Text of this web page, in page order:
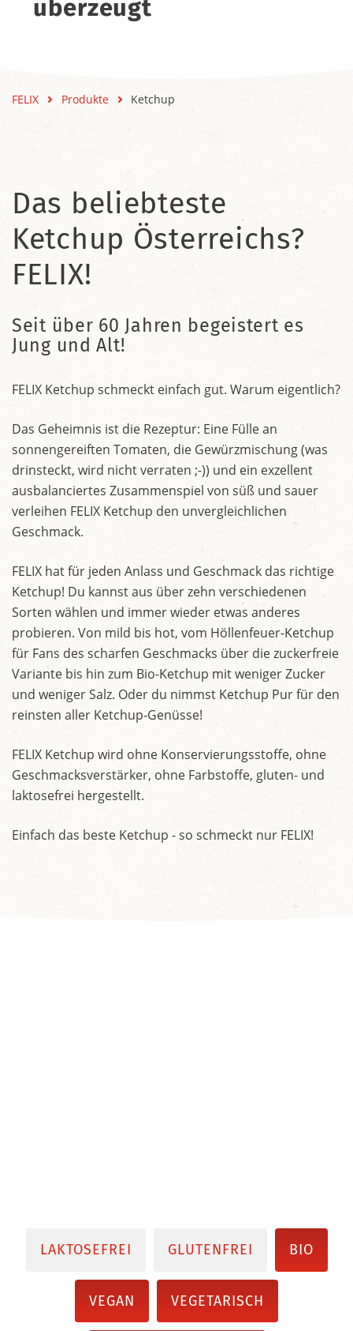
überzeugt
FELIX Produkte Ketchup
Das beliebteste
Ketchup Österreichs?
FELIX!
Seit über 60 Jahren begeistert es
Jung und Alt!
FELIX Ketchup schmeckt einfach gut. Warum eigentlich?
Das Geheimnis ist die Rezeptur: Eine Fülle an
sonnengereiften Tomaten, die Gewürzmischung (was
drinsteckt, wird nicht verraten ;-)) und ein exzellent
ausbalanciertes Zusammenspiel von süß und sauer
verleihen FELIX Ketchup den unvergleichlichen
Geschmack.
FELIX hat für jeden Anlass und Geschmack das richtige
Ketchup! Du kannst aus über zehn verschiedenen
Sorten wählen und immer wieder etwas anderes
probieren. Von mild bis hot, vom Höllenfeuer-Ketchup
für Fans des scharfen Geschmacks über die zuckerfreie
Variante bis hin zum Bio-Ketchup mit weniger Zucker
und weniger Salz. Oder du nimmst Ketchup Pur für den
reinsten aller Ketchup-Genüsse!
FELIX Ketchup wird ohne Konservierungsstoffe, ohne
Geschmacksverstärker, ohne Farbstoffe, gluten- und
laktosefrei hergestellt.
Einfach das beste Ketchup - so schmeckt nur FELIX!
LAKTOSEFREI GLUTENFREI BIO
VEGAN VEGETARISCH